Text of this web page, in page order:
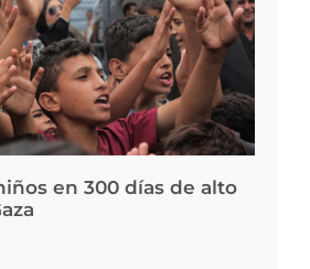
en 300 días de alto